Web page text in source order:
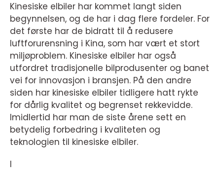
Kinesiske elbiler har kommet langt siden
begynnelsen, og de har i dag flere fordeler. For
det første har de bidratt til å redusere
luftforurensning i Kina, som har vært et stort
miljøproblem. Kinesiske elbiler har også
utfordret tradisjonelle bilprodusenter og banet
vei for innovasjon i bransjen. På den andre
siden har kinesiske elbiler tidligere hatt rykte
for dårlig kvalitet og begrenset rekkevidde.
Imidlertid har man de siste årene sett en
betydelig forbedring i kvaliteten og
teknologien til kinesiske elbiler.
I